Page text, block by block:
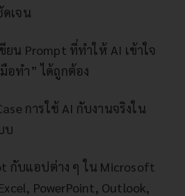
ดเจน
ยน Prompt ที่ทำให้ AI เข้าใจ
อทำ” ได้ถูกต้อง
การใช้ AI กับงานจริงใน
บ
กับแอปต่าง ๆ ใน Microsoft
PowerPoint, Outlook,